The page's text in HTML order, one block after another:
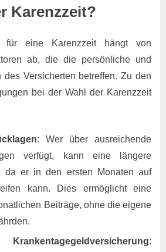
Karenzzeit?
für eine Karenzzeit hängt von
ab, die die persönliche und
Versicherten betreffen. Zu den
bei der Wahl der Karenzzeit
: Wer über ausreichende
verfügt, kann eine längere
da er in den ersten Monaten auf
kann. Dies ermöglicht eine
Beiträge, ohne die eigene
Krankentagegeldversicherung: